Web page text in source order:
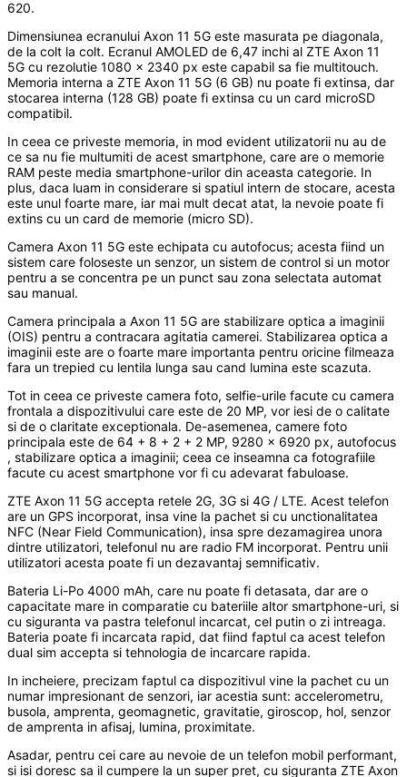
620.
Dimensiunea ecranului Axon 11 5G este masurata pe diagonala,
de la colt la colt. Ecranul AMOLED de 6,47 inchi al ZTE Axon 11
5G cu rezolutie 1080 x 2340 px este capabil sa fie multitouch.
Memoria interna a ZTE Axon 11 5G (6 GB) nu poate fi extinsa, dar
stocarea interna (128 GB) poate fi extinsa cu un card microSD
compatibil.
In ceea ce priveste memoria, in mod evident utilizatorii nu au de
ce sa nu fie multumiti de acest smartphone, care are o memorie
RAM peste media smartphone-urilor din aceasta categorie. In
plus, daca luam in considerare si spatiul intern de stocare, acesta
este unul foarte mare, iar mai mult decat atat, la nevoie poate fi
extins cu un card de memorie (micro SD).
Camera Axon 11 5G este echipata cu autofocus; acesta fiind un
sistem care foloseste un senzor, un sistem de control si un motor
pentru a se concentra pe un punct sau zona selectata automat
sau manual.
Camera principala a Axon 11 5G are stabilizare optica a imaginii
(OIS) pentru a contracara agitatia camerei. Stabilizarea optica a
imaginii este are o foarte mare importanta pentru oricine filmeaza
fara un trepied cu lentila lunga sau cand lumina este scazuta.
Tot in ceea ce priveste camera foto, selfie-urile facute cu camera
frontala a dispozitivului care este de 20 MP, vor iesi de o calitate
si de o claritate exceptionala. De-asemenea, camere foto
principala este de 64 + 8 + 2 + 2 MP, 9280 x 6920 px, autofocus
, stabilizare optica a imaginii; ceea ce inseamna ca fotografiile
facute cu acest smartphone vor fi cu adevarat fabuloase.
ZTE Axon 11 5G accepta retele 2G, 3G si 4G / LTE. Acest telefon
are un GPS incorporat, insa vine la pachet si cu unctionalitatea
NFC (Near Field Communication), insa spre dezamagirea unora
dintre utilizatori, telefonul nu are radio FM incorporat. Pentru unii
utilizatori acesta poate fi un dezavantaj semnificativ.
Bateria Li-Po 4000 mAh, care nu poate fi detasata, dar are o
capacitate mare in comparatie cu bateriile altor smartphone-uri, si
cu siguranta va pastra telefonul incarcat, cel putin o zi intreaga.
Bateria poate fi incarcata rapid, dat fiind faptul ca acest telefon
dual sim accepta si tehnologia de incarcare rapida.
In incheiere, precizam faptul ca dispozitivul vine la pachet cu un
numar impresionant de senzori, iar acestia sunt: accelerometru,
busola, amprenta, geomagnetic, gravitatie, giroscop, hol, senzor
de amprenta in afisaj, lumina, proximitate.
Asadar, pentru cei care au nevoie de un telefon mobil performant,
si isi doresc sa il cumpere la un super pret, cu siguranta ZTE Axon